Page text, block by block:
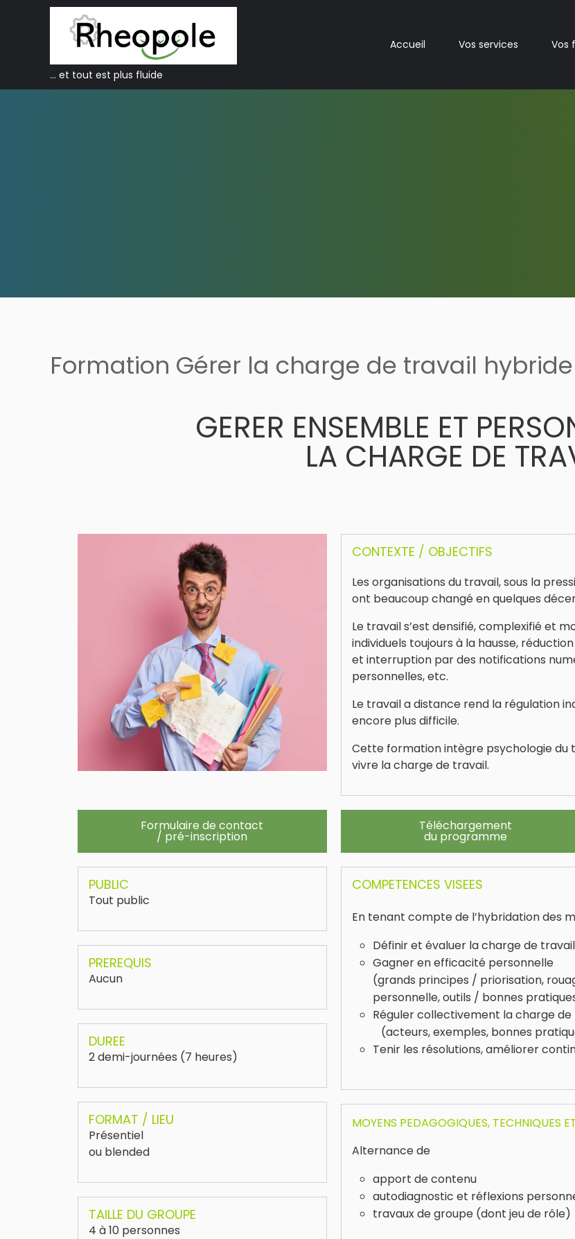
… et tout est plus fluide
Accueil Vos services Vos
Formation Gérer la charge de travail hybride
GERER ENSEMBLE ET
LA CHARGE DE
CONTEXTE / OBJECTIFS
Les organisations du travail, sous la
ont beaucoup changé en quelques
Le travail s’est densifié, complexifié et
individuels toujours à la hausse,
et interruption par des notifications
personnelles, etc.
Le travail a distance rend la régulation
encore plus difficile.
Cette formation intègre psychologie du
vivre la charge de travail.
Formulaire de contact
/ pré-inscription
Téléchargement
du programme
PUBLIC
Tout public
PREREQUIS
Aucun
DUREE
2 demi-journées (7 heures)
FORMAT / LIEU
Présentiel
ou blended
TAILLE DU GROUPE
4 à 10 personnes
COMPETENCES VISEES
En tenant compte de l’hybridation des
Définir et évaluer la charge de travail
Gagner en efficacité personnelle
(grands principes / priorisation,
personnelle, outils / bonnes
Réguler collectivement la charge
(acteurs, exemples, bonnes
Tenir les résolutions, améliorer
MOYENS PEDAGOGIQUES, TECHNIQUES
Alternance de
apport de contenu
autodiagnostic et réflexions
travaux de groupe (dont jeu de rôle)